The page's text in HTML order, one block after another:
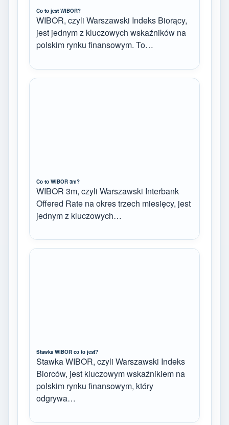
Co to jest WIBOR?
WIBOR, czyli Warszawski Indeks Biorący,
jest jednym z kluczowych wskaźników na
polskim rynku finansowym. To…
Co to WIBOR 3m?
WIBOR 3m, czyli Warszawski Interbank
Offered Rate na okres trzech miesięcy, jest
jednym z kluczowych…
Stawka WIBOR co to jest?
Stawka WIBOR, czyli Warszawski Indeks
Biorców, jest kluczowym wskaźnikiem na
polskim rynku finansowym, który
odgrywa…